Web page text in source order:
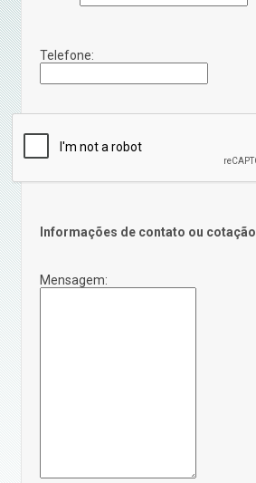
Telefone:
Informações de contato ou cotação
Mensagem: